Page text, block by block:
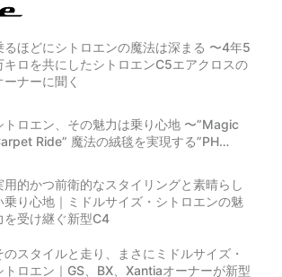
るほどにシトロエンの魔法は深まる 〜4年5
キロを共にしたシトロエンC5エアクロスの
ーナーに聞く
トロエン、その魅力は乗り心地 〜”Magic
Ride” 魔法の絨毯を実現する”PH…
用的かつ前衛的なスタイリングと素晴らし
乗り心地｜ミドルサイズ・シトロエンの魅
を受け継ぐ新型C4
のスタイルと走り、まさにミドルサイズ・
トロエン｜GS、BX、Xantiaオーナーが新型